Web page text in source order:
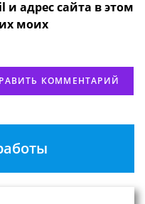
адрес сайта в этом
моих